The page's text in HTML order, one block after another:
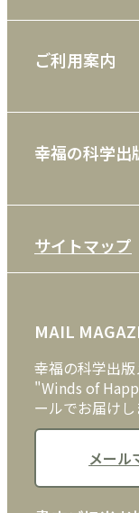
雑誌
CD
DVD・
外国語
ご利用案内
利用規
特定商
プライ
クッキ
幸福の科学出
メディ
サイトマップ
MAIL
幸福の科学出
"Winds of
ールでお届けし
メール